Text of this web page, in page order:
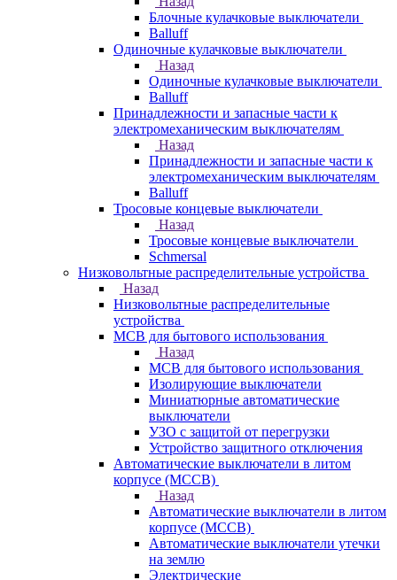
Блочные кулачковые выключатели
Balluff
Одиночные кулачковые выключатели
Назад
Одиночные кулачковые выключатели
Balluff
Принадлежности и запасные части к
электромеханическим выключателям
Назад
Принадлежности и запасные части к
электромеханическим выключателям
Balluff
Тросовые концевые выключатели
Назад
Тросовые концевые выключатели
Schmersal
Низковольтные распределительные устройства
Назад
Низковольтные распределительные
устройства
MCB для бытового использования
Назад
MCB для бытового использования
Изолирующие выключатели
Миниатюрные автоматические
выключатели
УЗО с защитой от перегрузки
Устройство защитного отключения
Автоматические выключатели в литом
корпусе (MCCB)
Назад
Автоматические выключатели в литом
корпусе (MCCB)
Автоматические выключатели утечки
на землю
Электрические